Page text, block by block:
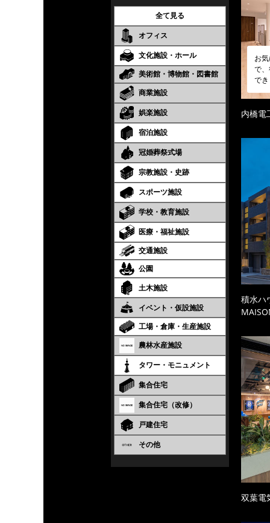
全て見る
オフィス
文化施設・ホール
美術館・博物館・図書館
商業施設
娯楽施設
宿泊施設
冠婚葬祭式場
宗教施設・史跡
スポーツ施設
学校・教育施設
医療・福祉施設
交通施設
公園
土木施設
イベント・仮設施設
工場・倉庫・生産施設
農林水産施設
タワー・モニュメント
集合住宅
集合住宅（改修）
戸建住宅
その他
お
で
で
内橋電
積水
双葉電